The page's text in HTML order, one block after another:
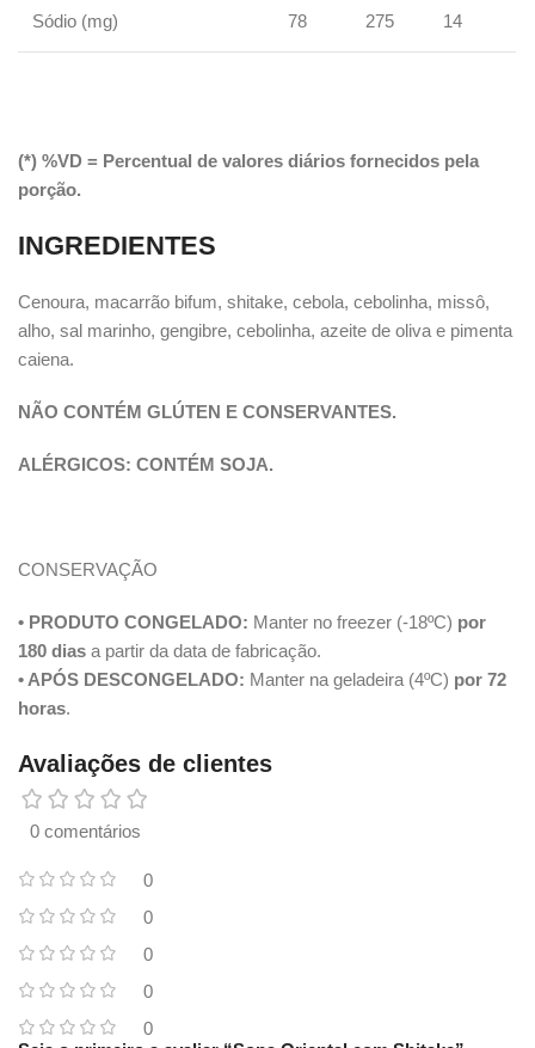
Sódio (mg) 78 275 14
(*) %VD = Percentual de valores diários fornecidos pela
porção.
INGREDIENTES
Cenoura, macarrão bifum, shitake, cebola, cebolinha, missô,
alho, sal marinho, gengibre, cebolinha, azeite de oliva e pimenta
caiena.
NÃO CONTÉM GLÚTEN E CONSERVANTES.
ALÉRGICOS: CONTÉM SOJA.
CONSERVAÇÃO
• PRODUTO CONGELADO: Manter no freezer (-18ºC) por
180 dias a partir da data de fabricação.
• APÓS DESCONGELADO: Manter na geladeira (4ºC) por 72
horas.
Avaliações de clientes
0 comentários
0
0
0
0
0